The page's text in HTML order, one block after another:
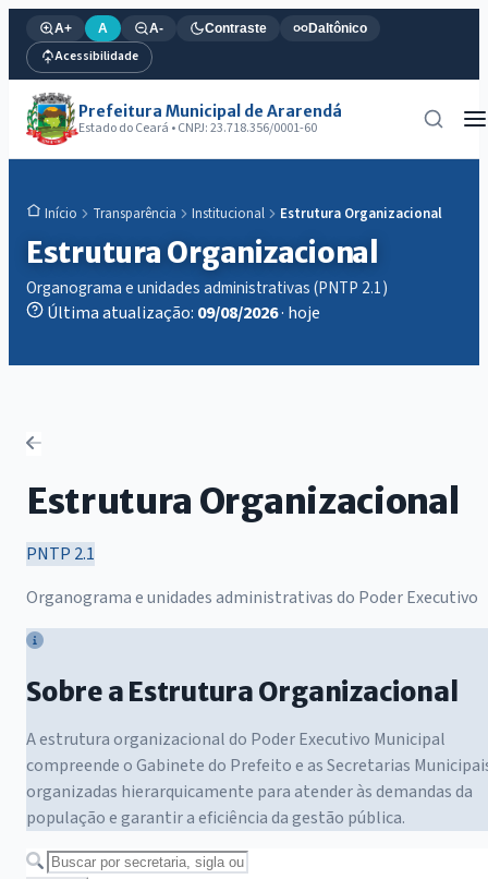
A+ A A- Contraste Daltônico
Acessibilidade
Prefeitura Municipal de Ararendá
Estado do Ceará • CNPJ: 23.718.356/0001-60
Início Transparência Institucional Estrutura Organizacional
Estrutura Organizacional
Organograma e unidades administrativas (PNTP 2.1)
Última atualização: 09/08/2026· hoje
Estrutura Organizacional
PNTP 2.1
Organograma e unidades administrativas do Poder Executivo
Sobre a Estrutura Organizacional
A estrutura organizacional do Poder Executivo Municipal
compreende o Gabinete do Prefeito e as Secretarias
organizadas hierarquicamente para atender às demandas da
população e garantir a eficiência da gestão pública.